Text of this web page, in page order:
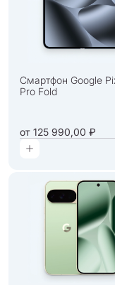
Смартфон Google
Pro Fold
от 125 990,00 ₽